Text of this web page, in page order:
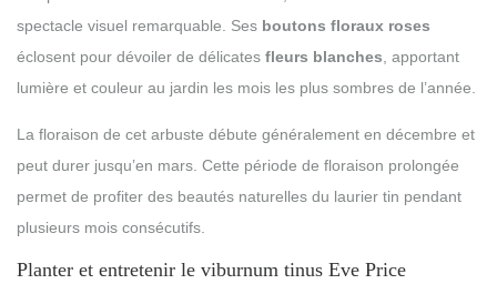
spectacle visuel remarquable. Ses boutons floraux roses
éclosent pour dévoiler de délicates fleurs blanches , apportant
lumière et couleur au jardin les mois les plus sombres de l’année.
La floraison de cet arbuste débute généralement en décembre et
peut durer jusqu’en mars. Cette période de floraison prolongée
permet de profiter des beautés naturelles du laurier tin pendant
plusieurs mois consécutifs.
Planter et entretenir le viburnum tinus Eve Price